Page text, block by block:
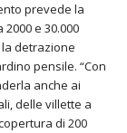
prevede la
e 30.000
la detrazione
pensile. “Con
anche ai
delle villette a
di 200